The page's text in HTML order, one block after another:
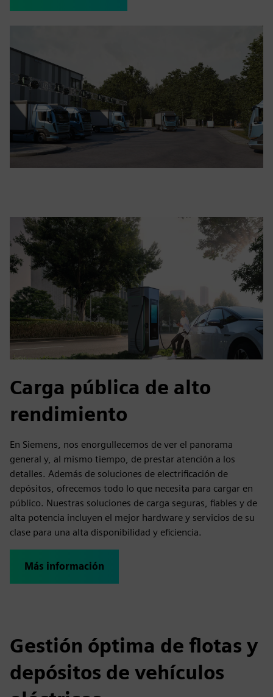
Carga pública de alto
rendimiento
En Siemens, nos enorgullecemos de ver el panorama
general y, al mismo tiempo, de prestar atención a los
detalles. Además de soluciones de electrificación de
depósitos, ofrecemos todo lo que necesita para cargar en
público. Nuestras soluciones de carga seguras, fiables y de
alta potencia incluyen el mejor hardware y servicios de su
clase para una alta disponibilidad y eficiencia.
Más información
Gestión óptima de flotas y
depósitos de vehículos